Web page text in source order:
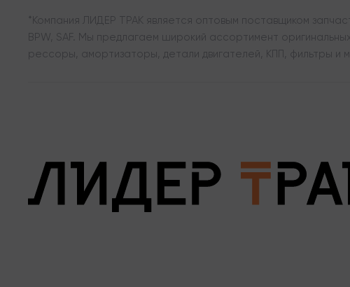
*Компания ЛИДЕР ТРАК является оптовым поставщиком
BPW, SAF. Мы предлагаем широкий ассортимент
рессоры, амортизаторы, детали двигателей, КПП, фильтры и